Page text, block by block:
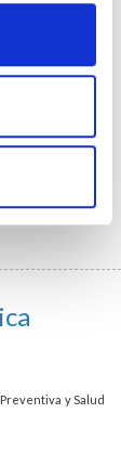
diagnóstico y
del PROA
y Salud